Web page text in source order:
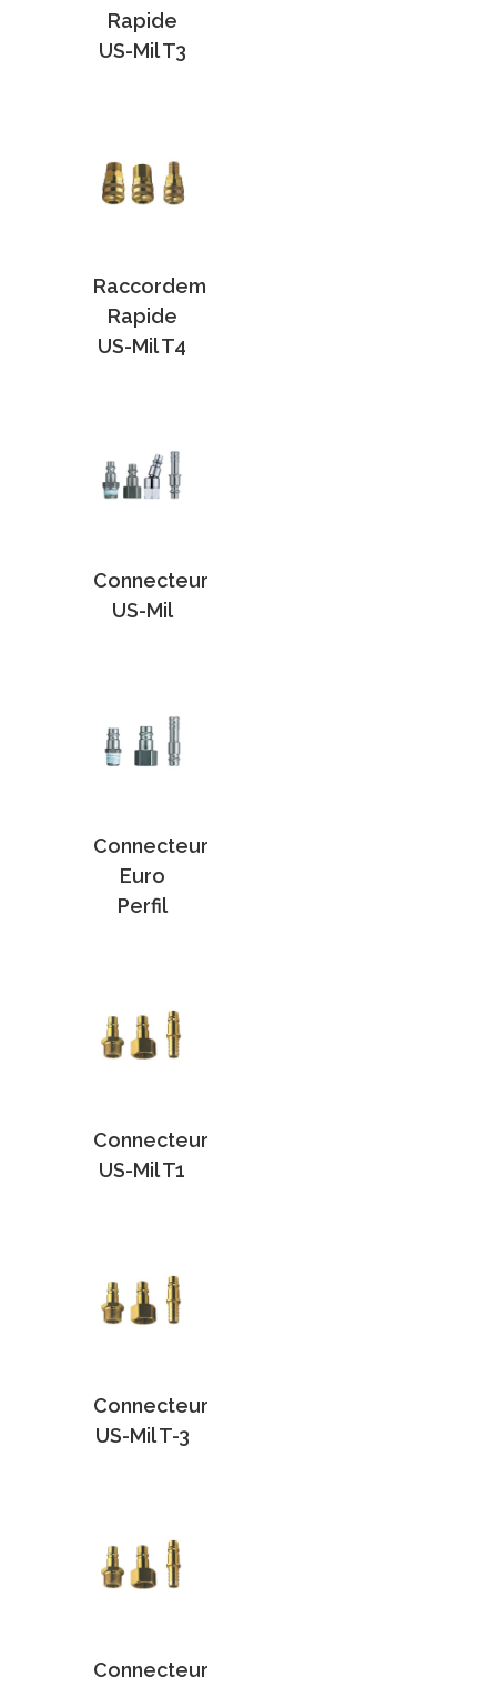
Rapide
US-Mil T3
Raccordem
Rapide
US-Mil T4
Connecteur
US-Mil
Connecteur
Euro
Perfil
Connecteur
US-Mil T1
Connecteur
US-Mil T-3
Connecteur